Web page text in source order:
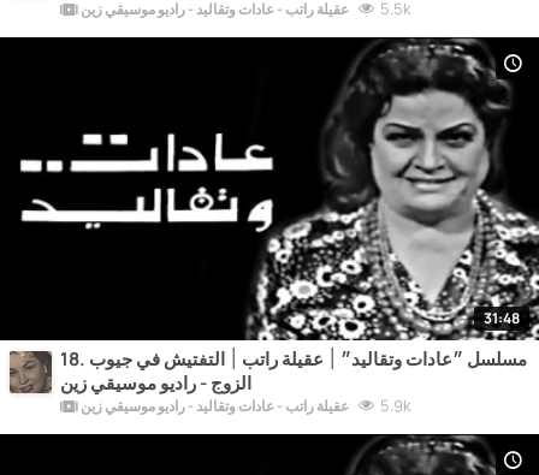
عقيلة راتب - عادات وتقاليد - راديو موسيقي زين 5.5k
31:48
18. مسلسل ״عادات وتقاليد״ ׀ عقيلة راتب ׀ التفتيش في جيوب
الزوج - راديو موسيقي زين
عقيلة راتب - عادات وتقاليد - راديو موسيقي زين 5.9k